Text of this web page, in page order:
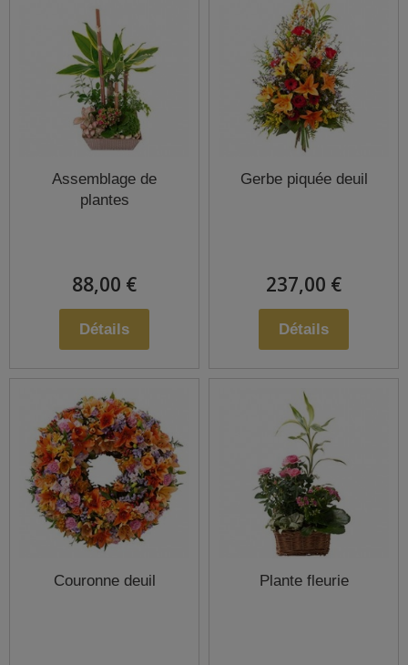
Assemblage de
plantes
88,00 €
Détails
Gerbe piquée deuil
237,00 €
Détails
Couronne deuil Plante fleurie